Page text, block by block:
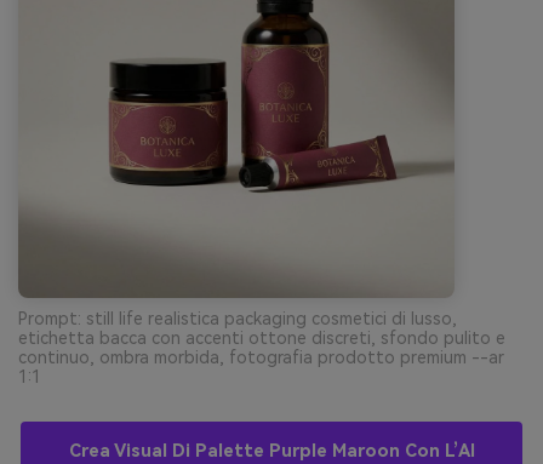
Prompt: still life realistica packaging cosmetici di lusso,
etichetta bacca con accenti ottone discreti, sfondo pulito e
continuo, ombra morbida, fotografia prodotto premium --ar
1:1
Crea Visual Di Palette Purple Maroon Con L’AI